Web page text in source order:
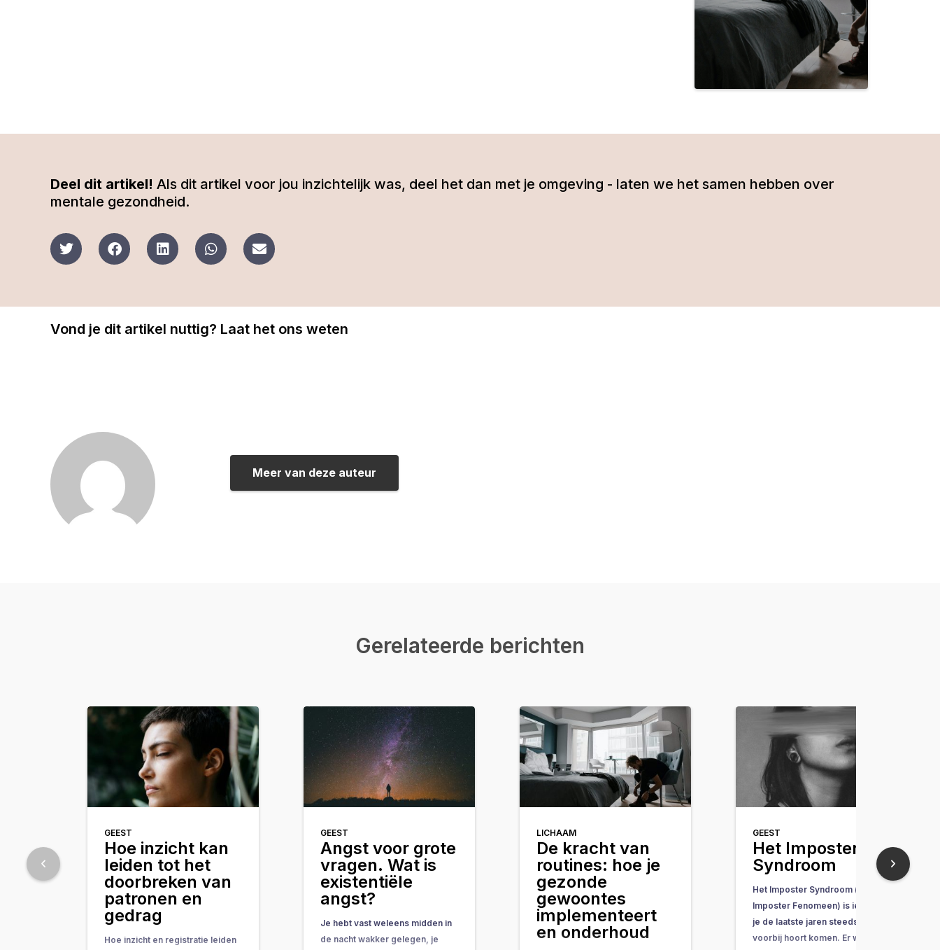
Deel dit artikel! Als dit artikel voor jou inzichtelijk was, deel het dan met je omgeving - laten we het samen hebben over
mentale gezondheid.
Vond je dit artikel nuttig? Laat het ons weten
Meer van deze auteur
Gerelateerde berichten
GEEST
Hoe inzicht kan
leiden tot het
doorbreken van
patronen en
gedrag
Hoe inzicht en registratie leiden
GEEST
Angst voor grote
vragen. Wat is
existentiële
angst?
Je hebt vast weleens midden in
de nacht wakker gelegen, je
LICHAAM
De kracht van
routines: hoe je
gezonde
gewoontes
implementeert
en onderhoud
GEEST
Het Imposter
Syndroom
Het Imposter Syndroom (of
Imposter Fenomeen) is iets wat
je de laatste jaren steeds vaker
voorbij hoort komen. Er wordt